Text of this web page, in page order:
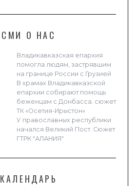
СМИ О НАС
Владикавказская епархия
помогла людям, застрявшим
на границе России с Грузией
В храмах Владикавказской
епархии собирают помощь
беженцам с Донбасса. сюжет
ТК «Осетия-Ирыстон»
У православных республики
начался Великий Пост. Сюжет
ГТРК "АЛАНИЯ"
КАЛЕНДАРЬ